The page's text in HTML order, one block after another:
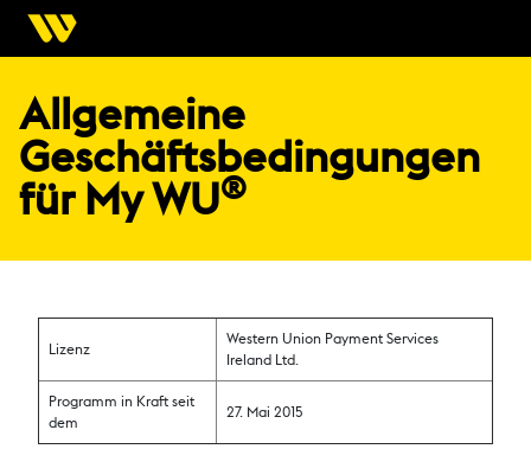
Allgemeine
Geschäftsbedingungen
für My WU®
Lizenz
Western Union Payment Services
Ireland Ltd.
Programm in Kraft seit
dem
27. Mai 2015